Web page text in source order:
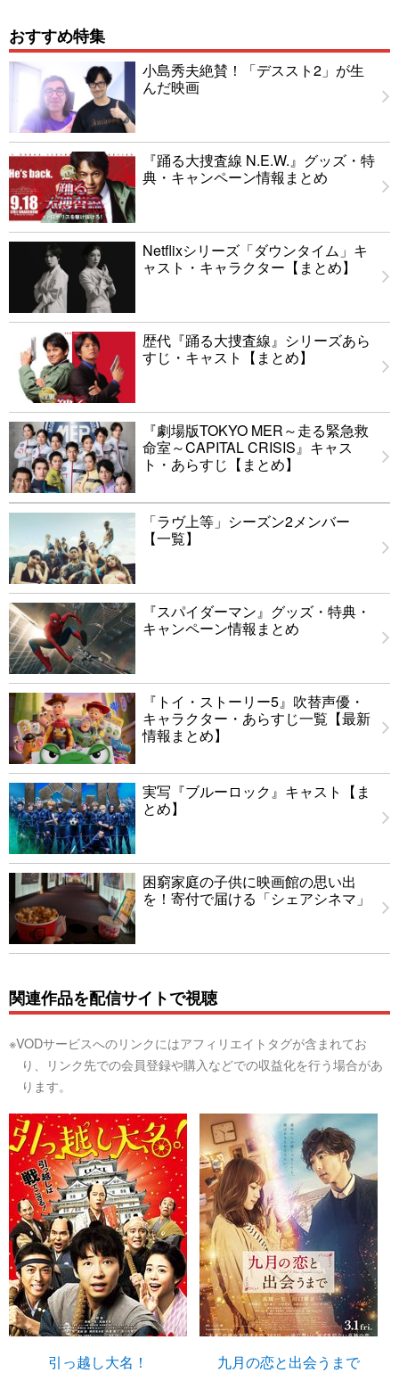
おすすめ特集
小島秀夫絶賛！「デススト2」が生
んだ映画
『踊る大捜査線 N.E.W.』グッズ・特
典・キャンペーン情報まとめ
Netflixシリーズ「ダウンタイム」キ
ャスト・キャラクター【まとめ】
歴代『踊る大捜査線』シリーズあら
すじ・キャスト【まとめ】
『劇場版TOKYO MER～走る緊急救
命室～CAPITAL CRISIS』キャス
ト・あらすじ【まとめ】
「ラヴ上等」シーズン2メンバー
【一覧】
『スパイダーマン』グッズ・特典・
キャンペーン情報まとめ
『トイ・ストーリー5』吹替声優・
キャラクター・あらすじ一覧【最新
情報まとめ】
実写『ブルーロック』キャスト【ま
とめ】
困窮家庭の子供に映画館の思い出
を！寄付で届ける「シェアシネマ」
関連作品を配信サイトで視聴
※VODサービスへのリンクにはアフィリエイトタグが含まれてお
り、リンク先での会員登録や購入などでの収益化を行う場合があ
ります。
引っ越し大名！ 九月の恋と出会うまで